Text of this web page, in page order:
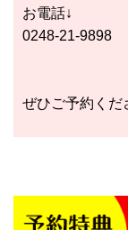
お電話↓
0248-21-9898
ぜひご予約くだ